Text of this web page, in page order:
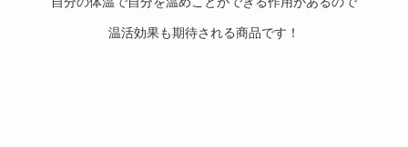
温活効果も期待される商品です！